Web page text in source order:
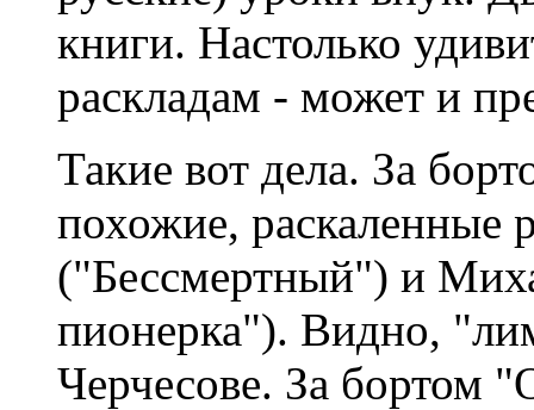
книги. Настолько
раскладам - может и
Такие вот дела. За
похожие, раскаленные
("Бессмертный") и
пионерка"). Видно,
Черчесове. За бортом